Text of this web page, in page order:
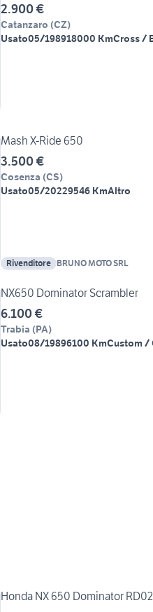
2.900 €
Catanzaro (CZ)
Usato05/198918000 KmCross /
Mash X-Ride 650
3.500 €
Cosenza (CS)
Usato05/20229546 KmAltro
Rivenditore BRUNO MOTO SRL
NX650 Dominator Scrambler
6.100 €
Trabia (PA)
Usato08/19896100 KmCustom /
Honda NX 650 Dominator